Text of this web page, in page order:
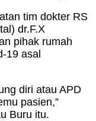
tim dokter RS
dr.F.X
pihak rumah
19 asal
diri atau APD
pasien,”
Buru itu.